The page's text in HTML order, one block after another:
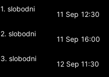
1. slobodni
11 Sep 12:30
2. slobodni
11 Sep 16:00
3. slobodni
12 Sep 11:30